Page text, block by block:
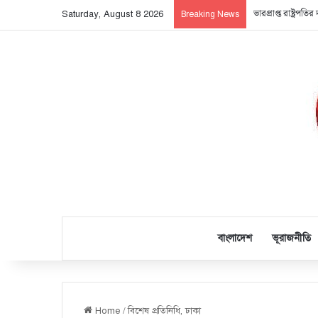
Saturday, August 8 2026 Breaking News ভারপ্রাপ্ত
বাংলাদেশ ভূরাজনীতি
Home /বিশেষ প্রতিনিধি, ঢাকা